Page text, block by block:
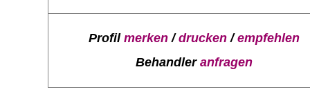
Profil merken/drucken/empfehlen
Behandler anfragen